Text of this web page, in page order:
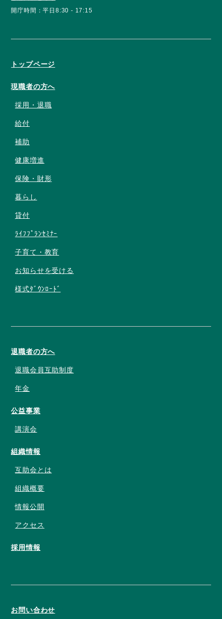
開庁時間：平日8:30 - 17:15
トップページ
現職者の方へ
採用・退職
給付
補助
健康増進
保険・財形
暮らし
貸付
ﾗｲﾌﾌﾟﾗﾝｾﾐﾅｰ
子育て・教育
お知らせを受ける
様式ﾀﾞｳﾝﾛｰﾄﾞ
退職者の方へ
退職会員互助制度
年金
公益事業
講演会
組織情報
互助会とは
組織概要
情報公開
アクセス
採用情報
お問い合わせ